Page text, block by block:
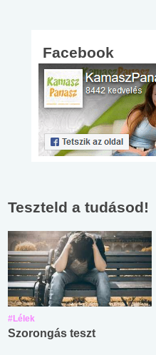
Facebook
Teszteld a tudásod!
#Lélek
Szorongás teszt